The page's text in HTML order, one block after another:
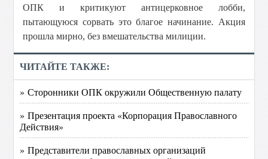
ОПК и критикуют антицерковное лобби,
пытающуюся сорвать это благое начинание. Акция
прошла мирно, без вмешательства милиции.
ЧИТАЙТЕ ТАКЖЕ:
» Сторонники ОПК окружили Общественную палату
» Презентация проекта «Корпорация Православного
Действия»
» Представители православных организаций